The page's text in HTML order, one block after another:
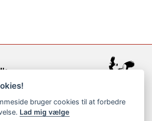
2023
bruger cookies til at forbedre
Lad mig vælge